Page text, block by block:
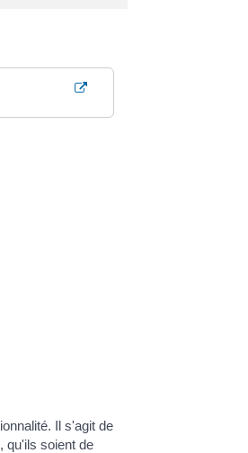
Il s'agit de
qu'ils soient de